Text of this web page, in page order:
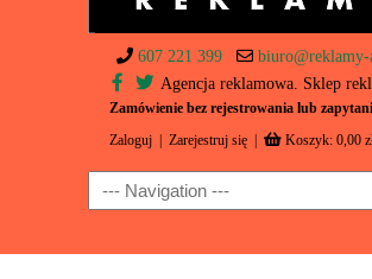
607 221 399
Agencja reklamowa. Sklep
Zamówienie bez rejestrowania lub
Zaloguj Zarejestruj się Koszyk: 0,00
Navigation